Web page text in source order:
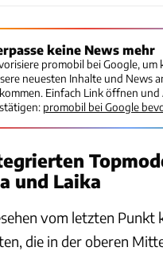
keine News mehr
promobil bei Google,
neuesten Inhalte und News
Einfach Link öffnen und
promobil bei Google
und Laika
vom letzten Punkt
die in der oberen